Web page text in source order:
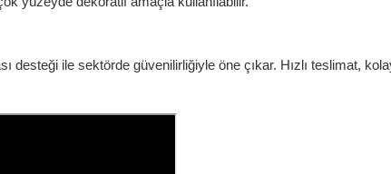
ile sektörde güvenilirliğiyle öne çıkar. Hızlı teslimat,